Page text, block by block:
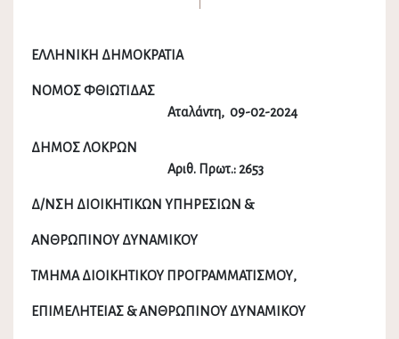
ΕΛΛΗΝΙΚΗ ΔΗΜΟΚΡΑΤΙΑ
ΝΟΜΟΣ ΦΘΙΩΤΙΔΑΣ
Αταλάντη, 09-02-2024
ΔΗΜΟΣ ΛΟΚΡΩΝ
Aριθ. Πρωτ.: 2653
Δ/ΝΣΗ ΔΙΟΙΚΗΤΙΚΩΝ ΥΠΗΡΕΣΙΩΝ &
ΑΝΘΡΩΠΙΝΟΥ ΔΥΝΑΜΙΚΟΥ
ΤΜΗΜΑ ΔΙΟΙΚΗΤΙΚΟΥ ΠΡΟΓΡΑΜΜΑΤΙΣΜΟΥ,
ΕΠΙΜΕΛΗΤΕΙΑΣ & ΑΝΘΡΩΠΙΝΟΥ ΔΥΝΑΜΙΚΟΥ